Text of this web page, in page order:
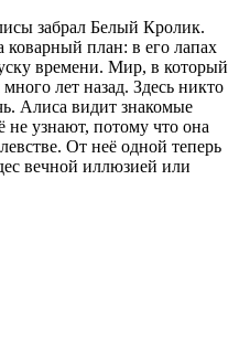
забрал Белый Кролик.
план: в его лапах
времени. Мир, в который
лет назад. Здесь никто
Алиса видит знакомые
узнают, потому что она
От неё одной теперь
вечной иллюзией или